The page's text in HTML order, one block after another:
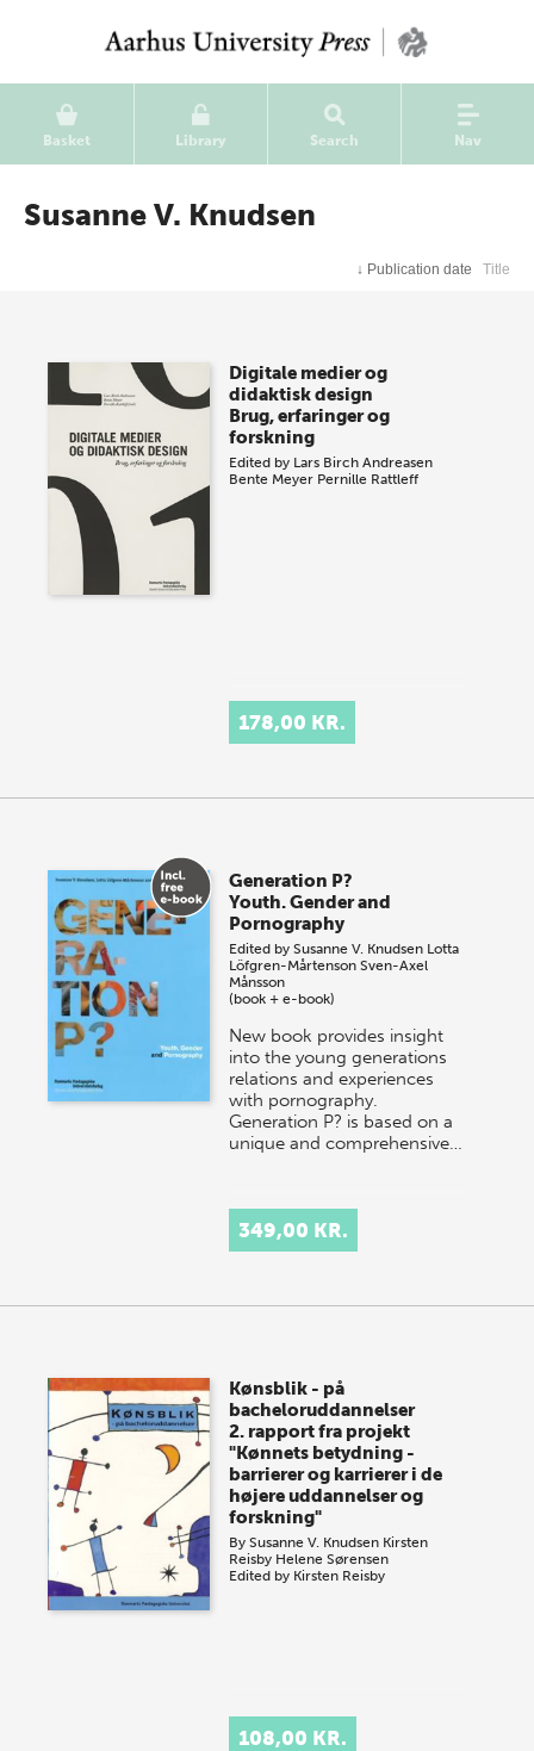
Basket Library Search Nav
Susanne V. Knudsen
↓ Publication date Title
Digitale medier og
didaktisk design
Brug, erfaringer og
forskning
Edited by Lars Birch Andreasen
Bente Meyer Pernille Rattleff
178,00 KR.
Generation P?
Youth. Gender and
Pornography
Edited bySusanne V. Knudsen Lotta
Löfgren-Mårtenson Sven-Axel
Månsson
(book + e-book)
New book provides insight
into the young generations
relations and experiences
with pornography.
Generation P? is based on a
unique and comprehensive…
349,00 KR.
Kønsblik - på
bacheloruddannelser
2. rapport fra projekt
"Kønnets betydning -
barrierer og karrierer i de
højere uddannelser og
forskning"
BySusanne V. Knudsen Kirsten
Reisby Helene Sørensen
Edited by Kirsten Reisby
108,00 KR.